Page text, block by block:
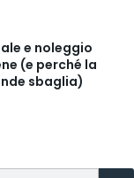
e noleggio
(e perché la
sbaglia)